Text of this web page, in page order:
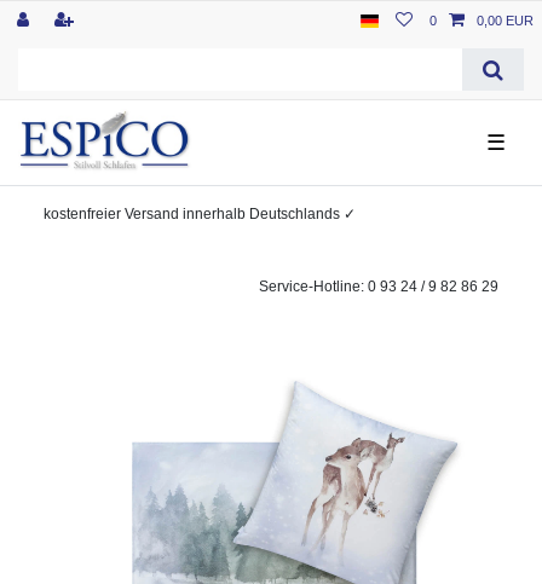
0 0,00 EUR
☰
kostenfreier Versand innerhalb Deutschlands ✓
Service-Hotline: 0 93 24 / 9 82 86 29